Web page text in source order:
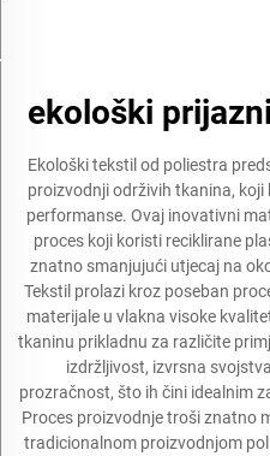
ekološki
Ekološki tekstil od poliestra
proizvodnji održivih tkanina,
performanse. Ovaj inovativni
proces koji koristi reciklirane
znatno smanjujući utjecaj na
Tekstil prolazi kroz poseban
materijale u vlakna visoke
tkaninu prikladnu za različite
izdržljivost, izvrsna
prozračnost, što ih čini idealnim
Proces proizvodnje troši znatno
tradicionalnom proizvodnjom